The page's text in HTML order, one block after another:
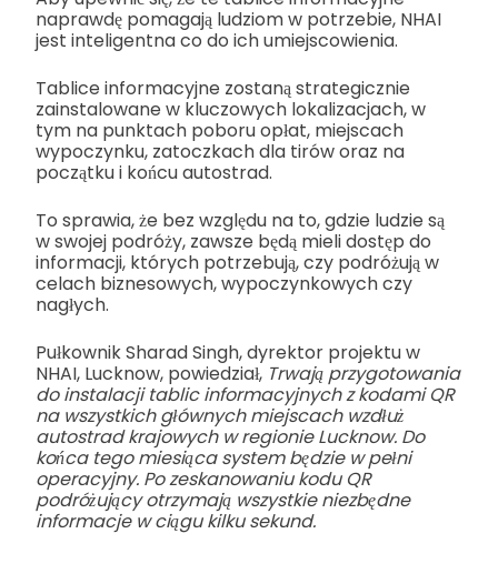
naprawdę pomagają ludziom w potrzebie, NHAI
jest inteligentna co do ich umiejscowienia.
Tablice informacyjne zostaną strategicznie
zainstalowane w kluczowych lokalizacjach, w
tym na punktach poboru opłat, miejscach
wypoczynku, zatoczkach dla tirów oraz na
początku i końcu autostrad.
To sprawia, że bez względu na to, gdzie ludzie są
w swojej podróży, zawsze będą mieli dostęp do
informacji, których potrzebują, czy podróżują w
celach biznesowych, wypoczynkowych czy
nagłych.
Pułkownik Sharad Singh, dyrektor projektu w
NHAI, Lucknow, powiedział, Trwają przygotowania
do instalacji tablic informacyjnych z kodami QR
na wszystkich głównych miejscach wzdłuż
autostrad krajowych w regionie Lucknow. Do
końca tego miesiąca system będzie w pełni
operacyjny. Po zeskanowaniu kodu QR
podróżujący otrzymają wszystkie niezbędne
informacje w ciągu kilku sekund.